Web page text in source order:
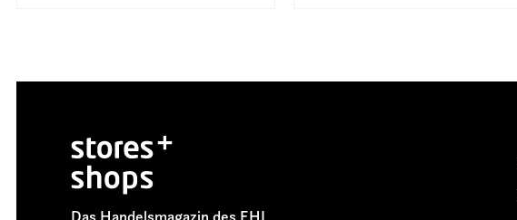
Das Handelsmagazin des EHI